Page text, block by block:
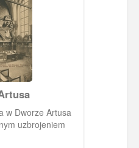
w Dworze Artusa
uzbrojeniem